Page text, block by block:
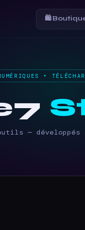
🛍
•
— développés